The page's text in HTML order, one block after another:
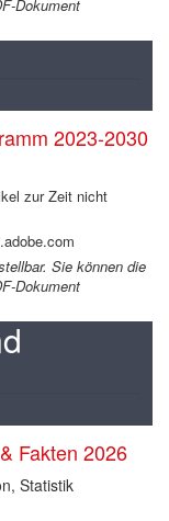
Dokument
2023-2030
zur Zeit nicht
Sie können die
Dokument
Fakten 2026
Statistik